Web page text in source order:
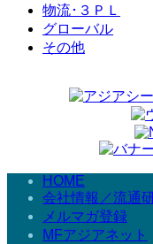
物流･３ＰＬ
グローバル
その他
HOME
会社情報／流通
メルマガ登録
MFアジアネット